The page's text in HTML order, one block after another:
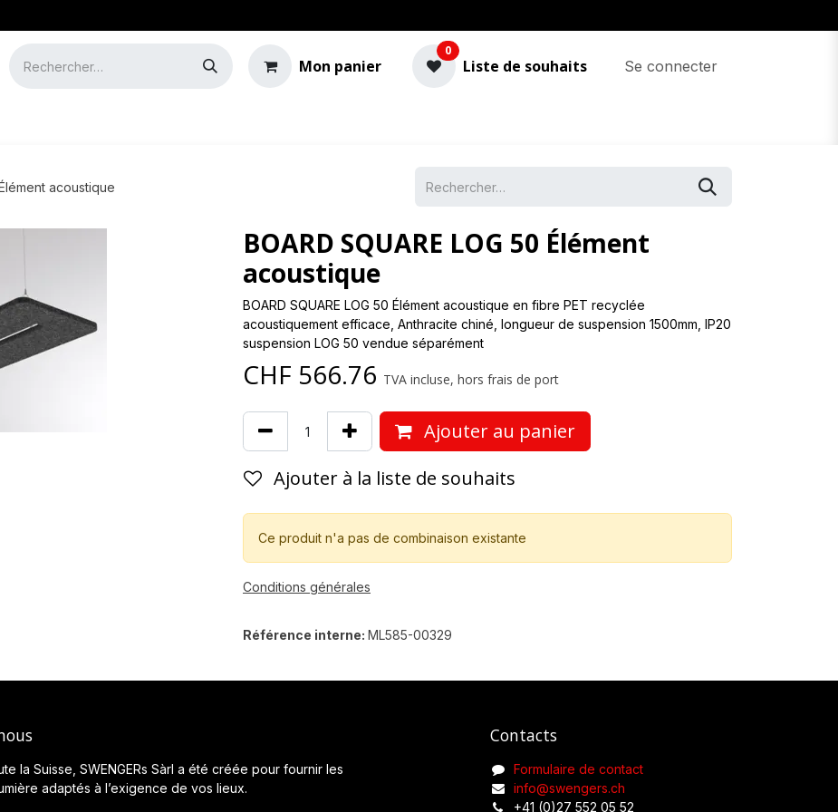
Mon panier
0
Liste de souhaits Se connecter
acoustique
BOARD SQUARE LOG 50 Élément
acoustique
BOARD SQUARE LOG 50 Élément acoustique en fibre PET recyclée
acoustiquement efficace, Anthracite chiné, longueur de suspension 1500mm, IP20
suspension LOG 50 vendue séparément
CHF 566.76 TVA incluse, hors frais de port
Ajouter au panier
Ajouter à la liste de souhaits
Ce produit n'a pas de combinaison existante
Conditions générales
Référence interne: ML585-00329
Contacts
Formulaire de contact
info@swengers.ch
+41 (0)27 552 05 52
la Suisse, SWENGERs Sàrl a été créée pour fournir les
adaptés à l’exigence de vos lieux.